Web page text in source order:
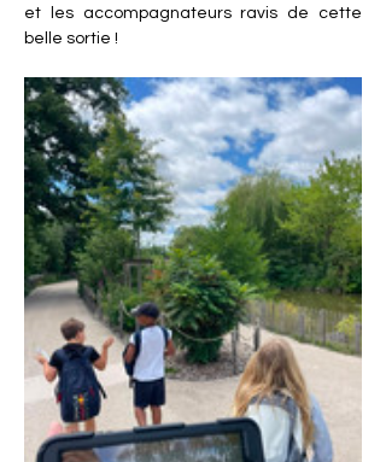
et les accompagnateurs ravis de cette
belle sortie !